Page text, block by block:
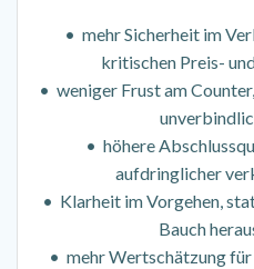
• mehr Sicherheit im
kritischen Preis-
• weniger Frust am
• höhere
aufdringlicher
• Klarheit im Vorgehen,
Bauch
• mehr Wertschätzung für